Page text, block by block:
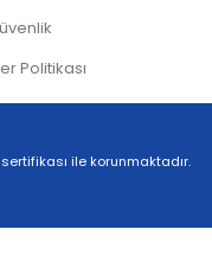
Politikası
ile korunmaktadır.